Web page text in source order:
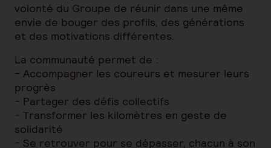
volonté du Groupe de réunir dans une même
envie de bouger des profils, des générations
et des motivations différentes.
La communauté permet de :
- Accompagner les coureurs et mesurer leurs
progrès
- Partager des défis collectifs
- Transformer les kilomètres en geste de
solidarité
- Se retrouver pour se dépasser, chacun à son